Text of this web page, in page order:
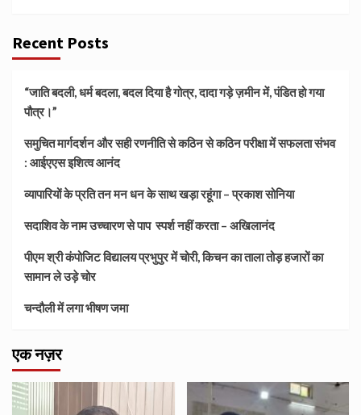
Recent Posts
“जाति बदली, धर्म बदला, बदल दिया है गोत्र, दादा गड़े ज़मीन में, पंडित हो गया
पौत्र।”
समुचित मार्गदर्शन और सही रणनीति से कठिन से कठिन परीक्षा में सफलता संभव
: आईएएस इशित्व आनंद
व्यापारियों के प्रति तन मन धन के साथ खड़ा रहूंगा – प्रकाश सोनिया
सदाशिव के नाम उच्चारण से पाप स्पर्श नहीं करता – अखिलानंद
पीएम श्री कंपोजिट विद्यालय प्रभुपुर में चोरी, किचन का ताला तोड़ हजारों का
सामान ले उड़े चोर
चन्दौली में लगा भीषण जमा
एक नज़र